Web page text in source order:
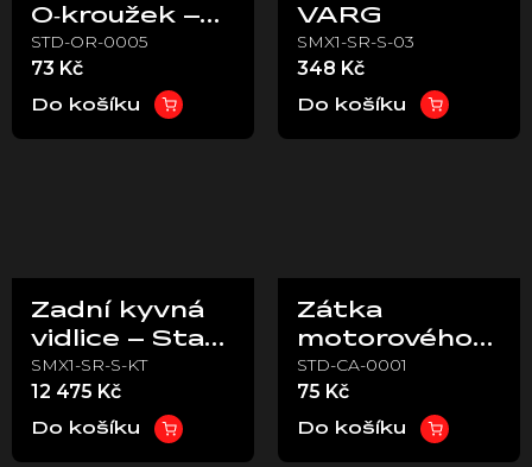
O‑kroužek –
Stark VARG
STD-OR-0005
73 Kč
Do košíku
VARG
SMX1-SR-S-03
348 Kč
Do košíku
Zadní kyvná
vidlice – Stark
VARG
SMX1-SR-S-KT
12 475 Kč
Do košíku
Zátka
motorového
krytu – Stark
VARG
STD-CA-0001
75 Kč
Do košíku